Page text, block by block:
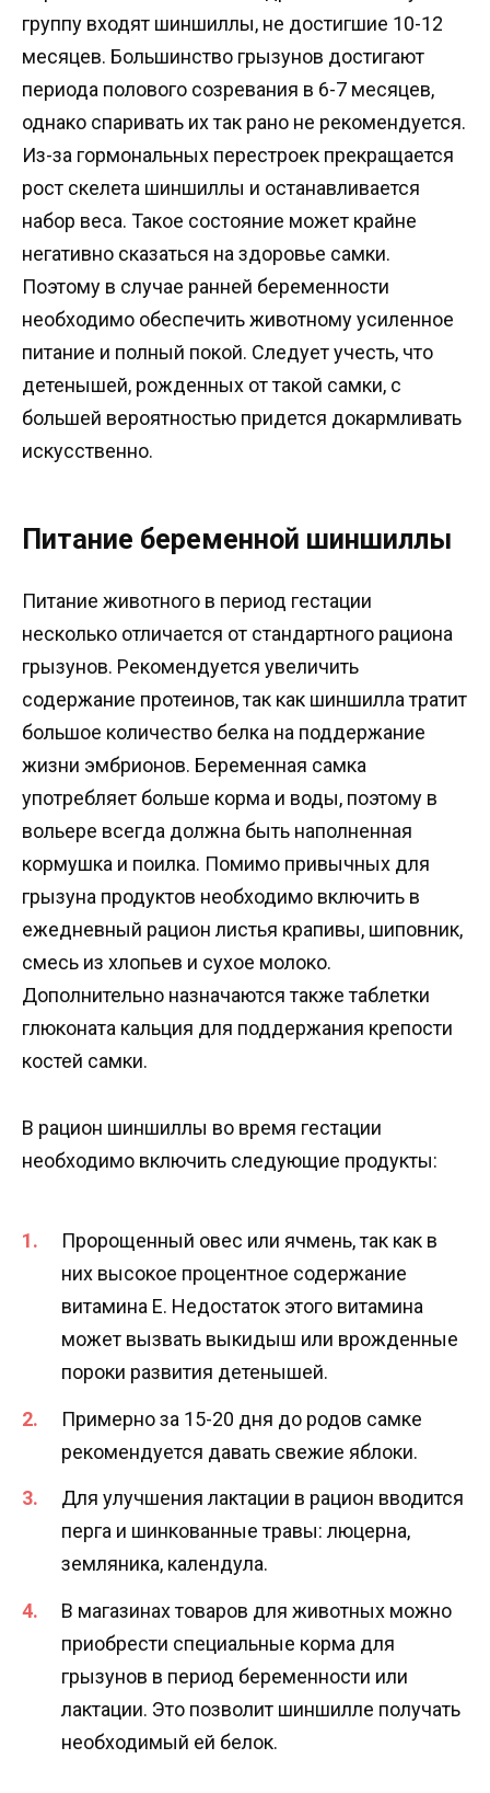
группу входят шиншиллы, не достигшие 10-12
месяцев. Большинство грызунов достигают
периода полового созревания в 6-7 месяцев,
однако спаривать их так рано не рекомендуется.
Из-за гормональных перестроек прекращается
рост скелета шиншиллы и останавливается
набор веса. Такое состояние может крайне
негативно сказаться на здоровье самки.
Поэтому в случае ранней беременности
необходимо обеспечить животному усиленное
питание и полный покой. Следует учесть, что
детенышей, рожденных от такой самки, с
большей вероятностью придется докармливать
искусственно.
Питание беременной шиншиллы
Питание животного в период гестации
несколько отличается от стандартного рациона
грызунов. Рекомендуется увеличить
содержание протеинов, так как шиншилла тратит
большое количество белка на поддержание
жизни эмбрионов. Беременная самка
употребляет больше корма и воды, поэтому в
вольере всегда должна быть наполненная
кормушка и поилка. Помимо привычных для
грызуна продуктов необходимо включить в
ежедневный рацион листья крапивы, шиповник,
смесь из хлопьев и сухое молоко.
Дополнительно назначаются также таблетки
глюконата кальция для поддержания крепости
костей самки.
В рацион шиншиллы во время гестации
необходимо включить следующие продукты:
Пророщенный овес или ячмень, так как в
них высокое процентное содержание
витамина E. Недостаток этого витамина
может вызвать выкидыш или врожденные
пороки развития детенышей.
Примерно за 15-20 дня до родов самке
рекомендуется давать свежие яблоки.
Для улучшения лактации в рацион вводится
перга и шинкованные травы: люцерна,
земляника, календула.
В магазинах товаров для животных можно
приобрести специальные корма для
грызунов в период беременности или
лактации. Это позволит шиншилле получать
необходимый ей белок.